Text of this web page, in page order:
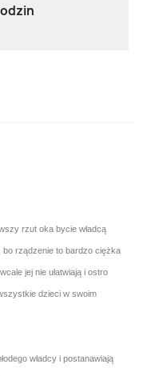
rzut oka bycie władcą
rządzenie to bardzo ciężka
jej nie ułatwiają i ostro
dzieci w swoim
władcy i postanawiają